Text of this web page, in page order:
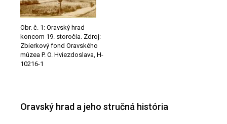
Obr. č. 1: Oravský hrad
koncom 19. storočia. Zdroj:
Zbierkový fond Oravského
múzea P. O. Hviezdoslava, H-
10216-1
Oravský hrad a jeho stručná história